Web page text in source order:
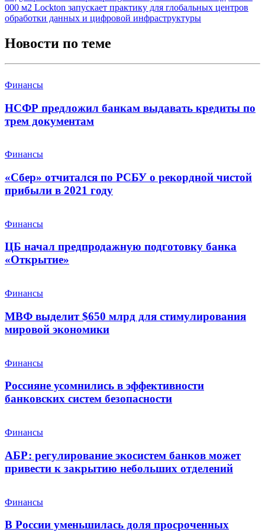
000 м2 Lockton запускает практику для глобальных центров
обработки данных и цифровой инфраструктуры
Новости по теме
Финансы
НСФР предложил банкам выдавать кредиты по
трем документам
Финансы
«Сбер» отчитался по РСБУ о рекордной чистой
прибыли в 2021 году
Финансы
ЦБ начал предпродажную подготовку банка
«Открытие»
Финансы
МВФ выделит $650 млрд для стимулирования
мировой экономики
Финансы
Россияне усомнились в эффективности
банковских систем безопасности
Финансы
АБР: регулирование экосистем банков может
привести к закрытию небольших отделений
Финансы
В России уменьшилась доля просроченных